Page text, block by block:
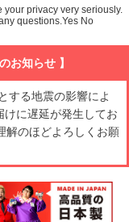
お知らせ 】
する地震の影響によ
けに遅延が発生してお
解のほどよろしくお願
your privacy very seriously.
questions.Yes No